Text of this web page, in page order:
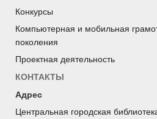
Конкурсы
Компьютерная и мобильная
поколения
Проектная деятельность
КОНТАКТЫ
Адрес
Центральная городская